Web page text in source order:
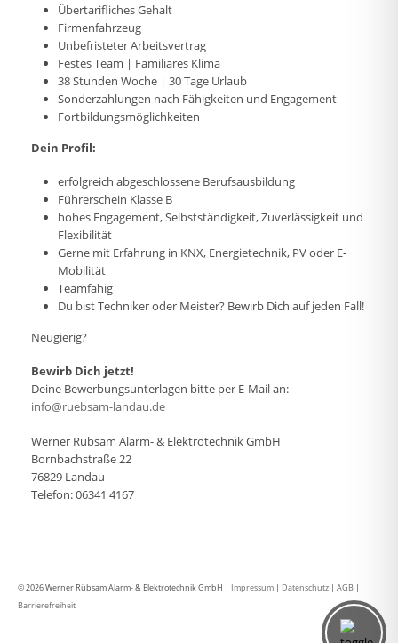
Übertarifliches Gehalt
Firmenfahrzeug
Unbefristeter Arbeitsvertrag
Festes Team | Familiäres Klima
38 Stunden Woche | 30 Tage Urlaub
Sonderzahlungen nach Fähigkeiten und Engagement
Fortbildungsmöglichkeiten
Dein Profil:
erfolgreich abgeschlossene Berufsausbildung
Führerschein Klasse B
hohes Engagement, Selbstständigkeit, Zuverlässigkeit und
Flexibilität
Gerne mit Erfahrung in KNX, Energietechnik, PV oder E-
Mobilität
Teamfähig
Du bist Techniker oder Meister? Bewirb Dich auf jeden Fall!
Neugierig?
Bewirb Dich jetzt!
Deine Bewerbungsunterlagen bitte per E-Mail an:
info@ruebsam-landau.de
Werner Rübsam Alarm- & Elektrotechnik GmbH
Bornbachstraße 22
76829 Landau
Telefon: 06341 4167
© 2026 Werner Rübsam Alarm- & Elektrotechnik GmbH | Impressum | Datenschutz | AGB |
Barrierefreiheit